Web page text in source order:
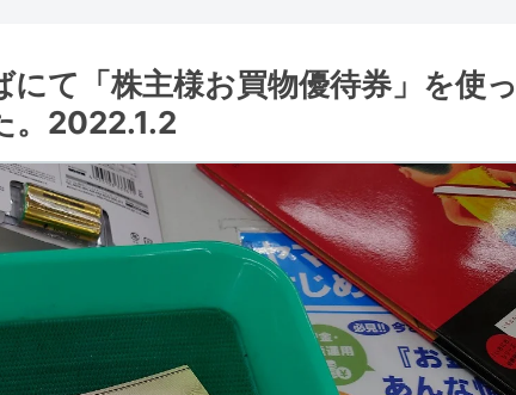
て「株主様お買物優待券」を使っ
。2022.1.2